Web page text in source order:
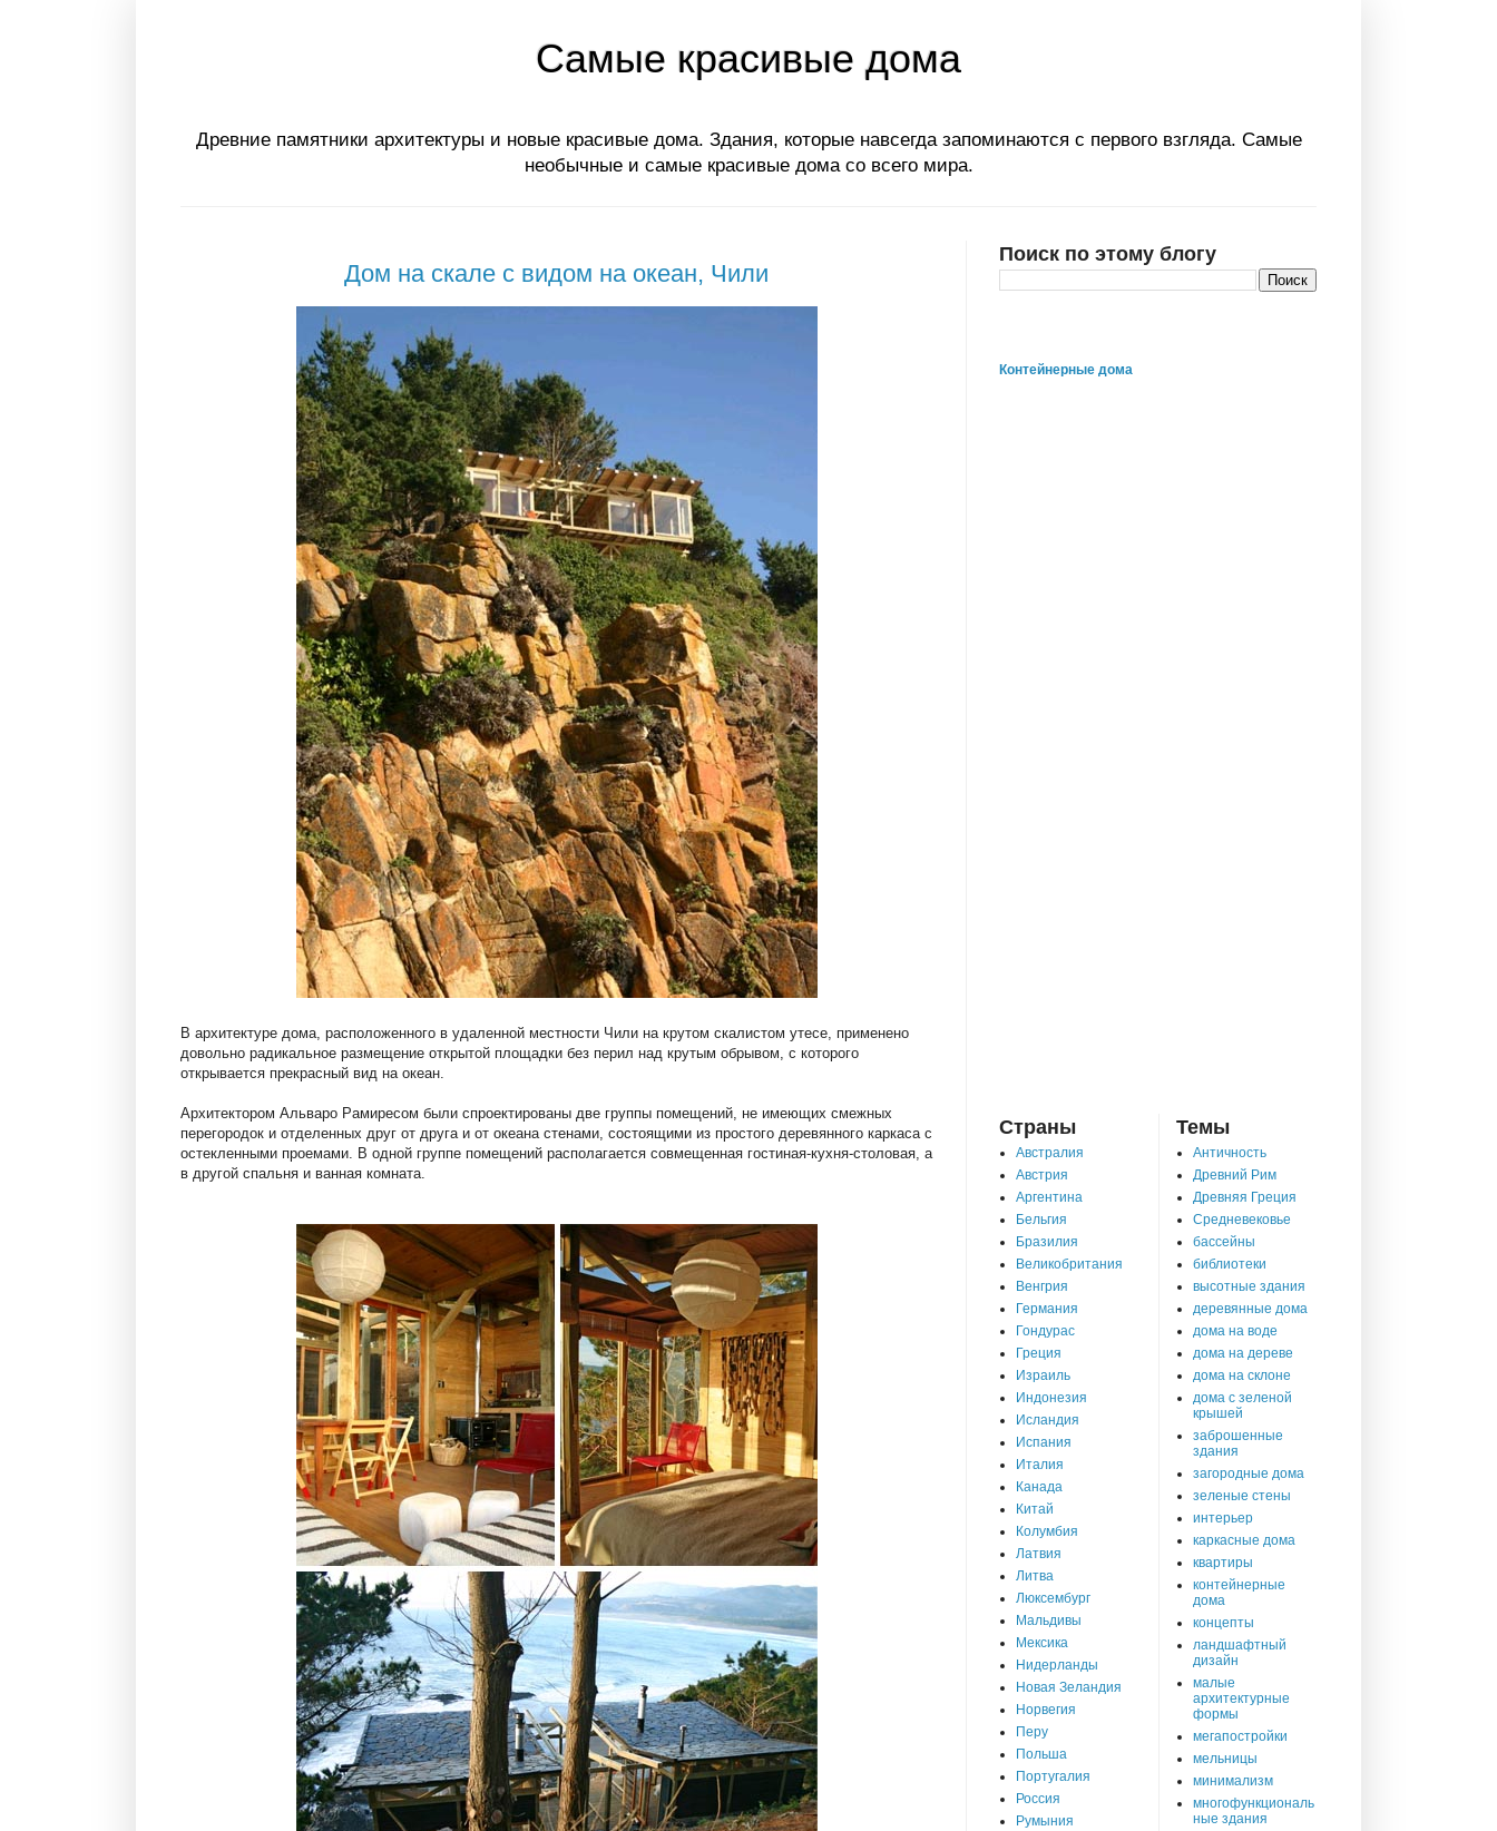
Самые красивые дома
Древние памятники архитектуры и новые красивые дома. Здания, которые навсегда запоминаются с первого взгляда. Самые
необычные и самые красивые дома со всего мира.
Дом на скале с видом на океан, Чили
В архитектуре дома, расположенного в удаленной местности Чили на крутом скалистом утесе, применено
довольно радикальное размещение открытой площадки без перил над крутым обрывом, с которого
открывается прекрасный вид на океан.
Архитектором Альваро Рамиресом были спроектированы две группы помещений, не имеющих смежных
перегородок и отделенных друг от друга и от океана стенами, состоящими из простого деревянного каркаса с
остекленными проемами. В одной группе помещений располагается совмещенная гостиная-кухня-столовая, а
в другой спальня и ванная комната.
Поиск по этому блогу
Контейнерные дома
Страны
Австралия
Австрия
Аргентина
Бельгия
Бразилия
Великобритания
Венгрия
Германия
Гондурас
Греция
Израиль
Индонезия
Исландия
Испания
Италия
Канада
Китай
Колумбия
Латвия
Литва
Люксембург
Мальдивы
Мексика
Нидерланды
Новая Зеландия
Норвегия
Перу
Польша
Португалия
Россия
Румыния
Темы
Античность
Древний Рим
Древняя Греция
Средневековье
бассейны
библиотеки
высотные здания
деревянные дома
дома на воде
дома на дереве
дома на склоне
дома с зеленой
крышей
заброшенные
здания
загородные дома
зеленые стены
интерьер
каркасные дома
квартиры
контейнерные
дома
концепты
ландшафтный
дизайн
малые
архитектурные
формы
мегапостройки
мельницы
минимализм
многофункциональ
ные здания